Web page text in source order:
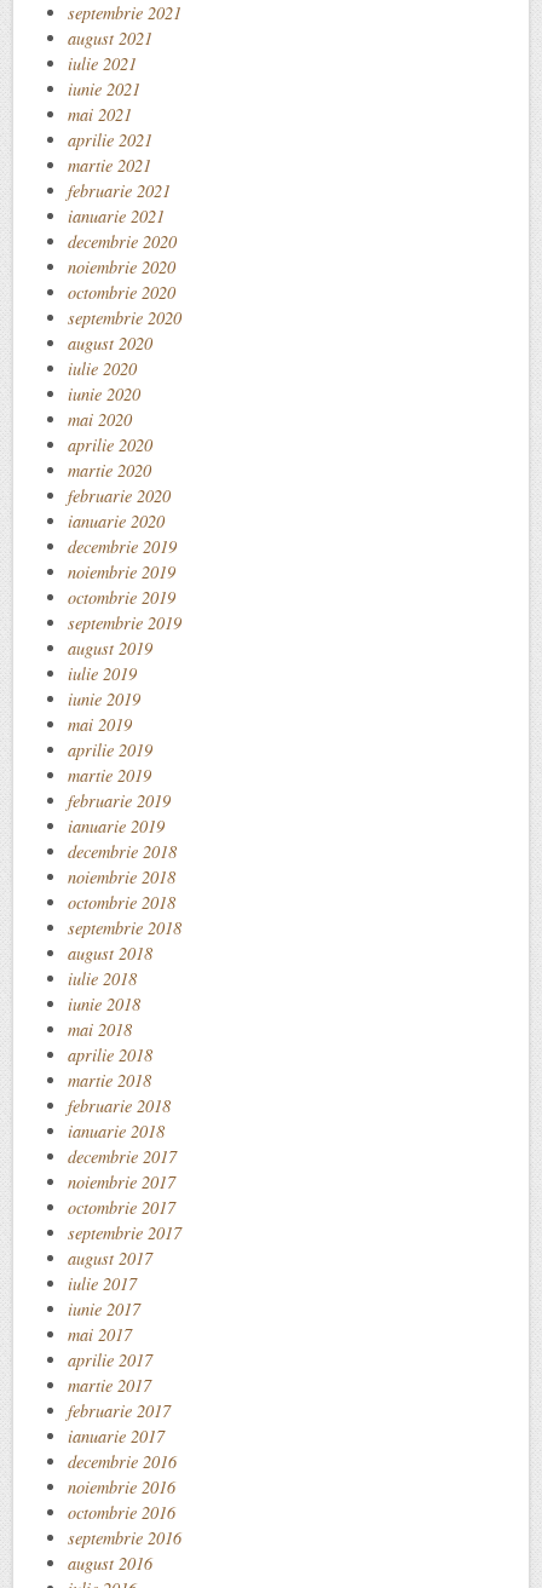
septembrie 2021
august 2021
iulie 2021
iunie 2021
mai 2021
aprilie 2021
martie 2021
februarie 2021
ianuarie 2021
decembrie 2020
noiembrie 2020
octombrie 2020
septembrie 2020
august 2020
iulie 2020
iunie 2020
mai 2020
aprilie 2020
martie 2020
februarie 2020
ianuarie 2020
decembrie 2019
noiembrie 2019
octombrie 2019
septembrie 2019
august 2019
iulie 2019
iunie 2019
mai 2019
aprilie 2019
martie 2019
februarie 2019
ianuarie 2019
decembrie 2018
noiembrie 2018
octombrie 2018
septembrie 2018
august 2018
iulie 2018
iunie 2018
mai 2018
aprilie 2018
martie 2018
februarie 2018
ianuarie 2018
decembrie 2017
noiembrie 2017
octombrie 2017
septembrie 2017
august 2017
iulie 2017
iunie 2017
mai 2017
aprilie 2017
martie 2017
februarie 2017
ianuarie 2017
decembrie 2016
noiembrie 2016
octombrie 2016
septembrie 2016
august 2016